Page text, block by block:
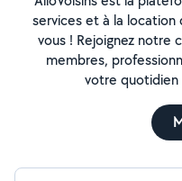
services et à la
vous ! Rejoignez notre
membres,
votre quotidien